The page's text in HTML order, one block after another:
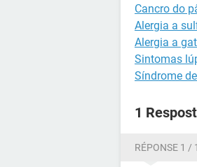
Cancro do
Alergia a
Alergia a
Sintomas
Síndrome
1
RÉPONSE 1 / 1